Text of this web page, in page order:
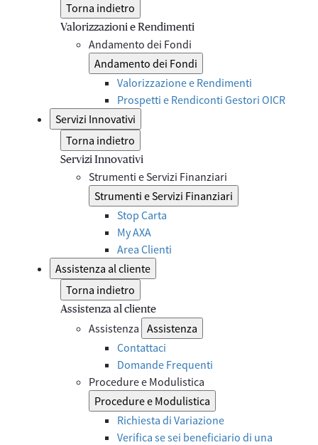
Torna indietro
Valorizzazioni e Rendimenti
Andamento dei Fondi
Andamento dei Fondi
Valorizzazione e Rendimenti
Prospetti e Rendiconti Gestori OICR
Servizi Innovativi
Torna indietro
Servizi Innovativi
Strumenti e Servizi Finanziari
Strumenti e Servizi Finanziari
Stop Carta
My AXA
Area Clienti
Assistenza al cliente
Torna indietro
Assistenza al cliente
Assistenza Assistenza
Contattaci
Domande Frequenti
Procedure e Modulistica
Procedure e Modulistica
Richiesta di Variazione
Verifica se sei beneficiario di una